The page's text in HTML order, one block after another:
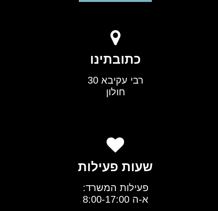
כתובתינו
רבי עקיבא 30
חולון
שעות פעילות
פעילות המשרד:
א-ה 8:00-17:00